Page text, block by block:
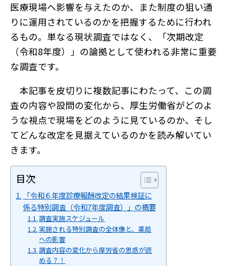
医療現場へ影響を与えたのか、また制度の狙い通
りに運用されているのかを把握するために行われ
るもの。単なる現状調査ではなく、「次期改定
（令和8年度）」の論拠として使われる非常に重要
な調査です。
本記事を皮切りに複数記事にわたって、この調
査の内容や設問の変化から、厚生労働省がどのよ
うな視点で現場をどのように見ているのか、そし
てどんな改定を見据えているのかを読み解いてい
きます。
目次
「令和６年度診療報酬改定の結果検証に
係る特別調査（令和7年度調査）」の概要
調査実施スケジュール
実施される特別調査の全体像と、薬局
への影響
調査内容の変化から厚労省の思惑が読
める？！